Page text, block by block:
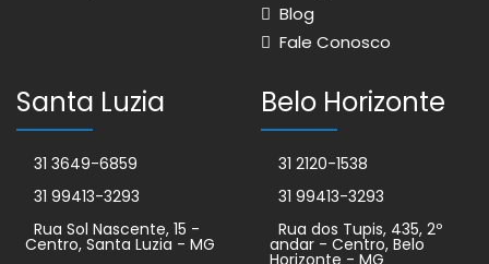
Blog
Fale Conosco
Santa Luzia
31 3649-6859
31 99413-3293
Rua Sol Nascente, 15 -
Centro, Santa Luzia - MG
Belo Horizonte
31 2120-1538
31 99413-3293
Rua dos Tupis, 435, 2º
andar - Centro, Belo
Horizonte - MG